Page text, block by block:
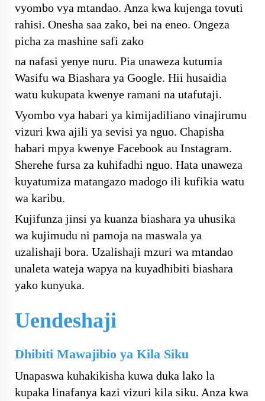
vyombo vya mtandao. Anza kwa kujenga tovuti
rahisi. Onesha saa zako, bei na eneo. Ongeza
picha za mashine safi zako
na nafasi yenye nuru. Pia unaweza kutumia
Wasifu wa Biashara ya Google. Hii husaidia
watu kukupata kwenye ramani na utafutaji.
Vyombo vya habari ya kimijadiliano vinajirumu
vizuri kwa ajili ya sevisi ya nguo. Chapisha
habari mpya kwenye Facebook au Instagram.
Sherehe fursa za kuhifadhi nguo. Hata unaweza
kuyatumiza matangazo madogo ili kufikia watu
wa karibu.
Kujifunza jinsi ya kuanza biashara ya uhusika
wa kujimudu ni pamoja na maswala ya
uzalishaji bora. Uzalishaji mzuri wa mtandao
unaleta wateja wapya na kuyadhibiti biashara
yako kunyuka.
Uendeshaji
Dhibiti Mawajibio ya Kila Siku
Unapaswa kuhakikisha kuwa duka lako la
kupaka linafanya kazi vizuri kila siku. Anza kwa